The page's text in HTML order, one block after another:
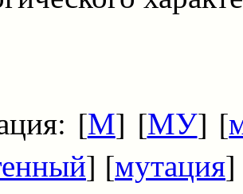
[М] [МУ] [
] [мутация